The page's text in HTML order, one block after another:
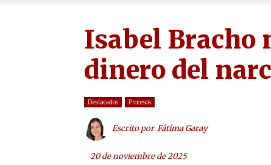
Isabel Bracho
dinero del
Destacados Procesos
Escrito por Fátima Garay
20 de noviembre de 2025